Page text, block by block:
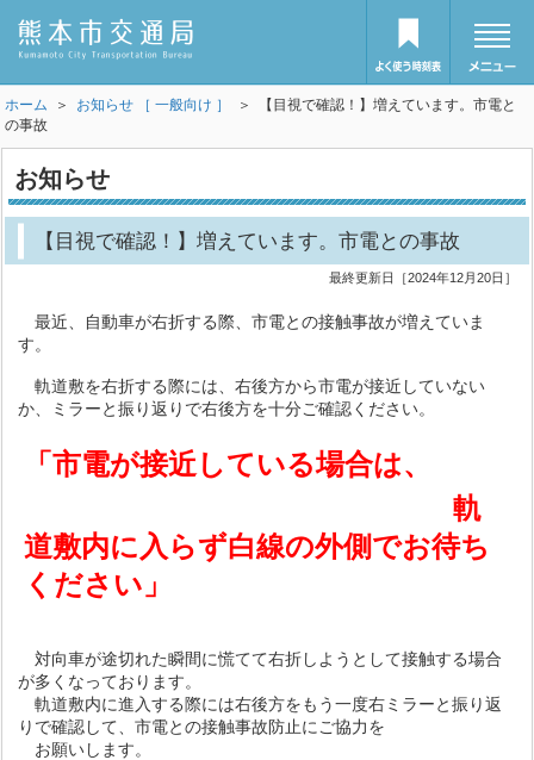
ホーム ＞ お知らせ ［ 一般向け ］
＞ 【目視で確認！】増えています。市電と
の事故
お知らせ
【目視で確認！】増えています。市電との事故
最終更新日［2024年12月20日］
最近、自動車が右折する際、市電との接触事故が増えていま
す。
軌道敷を右折する際には、右後方から市電が接近していない
か、ミラーと振り返りで右後方を十分ご確認ください。
「市電が接近している場合は、
軌
道敷内に入らず白線の外側でお待ち
ください」
対向車が途切れた瞬間に慌てて右折しようとして接触する場合
が多くなっております。
軌道敷内に進入する際には右後方をもう一度右ミラーと振り返
りで確認して、市電との接触事故防止にご協力を
お願いします。